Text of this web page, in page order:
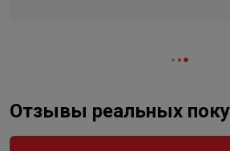
Отзывы реальных